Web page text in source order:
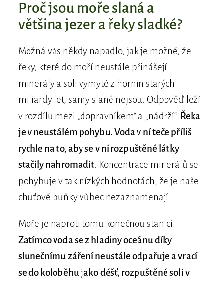
Proč jsou moře slaná a
většina jezer a řeky sladké?
Možná vás někdy napadlo, jak je možné, že
řeky, které do moří neustále přinášejí
minerály a soli vymyté z hornin starých
miliardy let, samy slané nejsou. Odpověď leží
v rozdílu mezi „dopravníkem“ a „nádrží“. Řeka
je v neustálém pohybu. Voda v ní teče příliš
rychle na to, aby se v ní rozpuštěné látky
stačily nahromadit. Koncentrace minerálů se
pohybuje v tak nízkých hodnotách, že je naše
chuťové buňky vůbec nezaznamenají.
Moře je naproti tomu konečnou stanicí.
Zatímco voda se z hladiny oceánu díky
slunečnímu záření neustále odpařuje a vrací
se do koloběhu jako déšť, rozpuštěné soli v